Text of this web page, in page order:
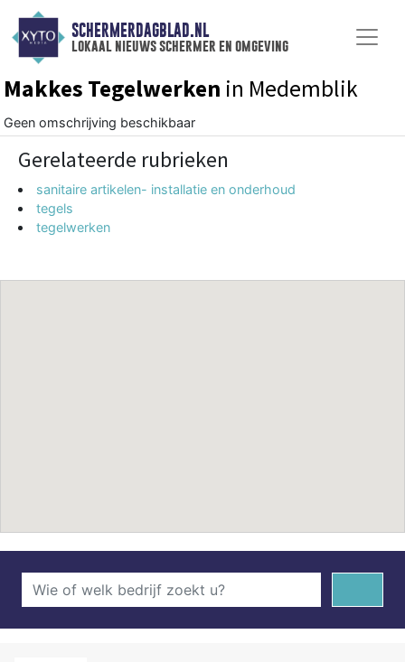
SCHERMERDAGBLAD.NL
lokaal nieuws schermer en omgeving
Makkes Tegelwerken in Medemblik
Geen omschrijving beschikbaar
Gerelateerde rubrieken
sanitaire artikelen- installatie en onderhoud
tegels
tegelwerken